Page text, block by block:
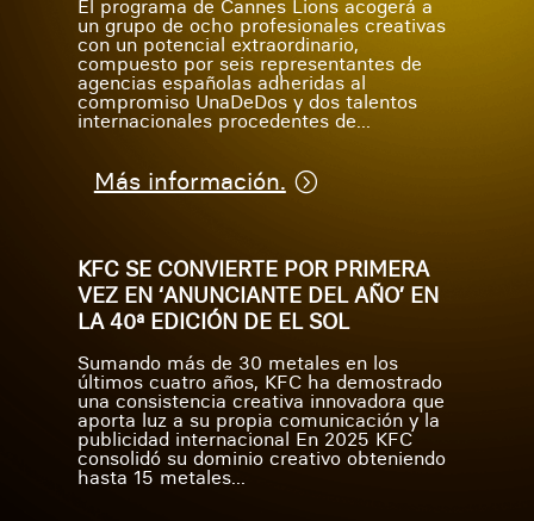
El programa de Cannes Lions acogerá a
un grupo de ocho profesionales creativas
con un potencial extraordinario,
compuesto por seis representantes de
agencias españolas adheridas al
compromiso UnaDeDos y dos talentos
internacionales procedentes de...
Más información.
KFC SE CONVIERTE POR PRIMERA
VEZ EN ‘ANUNCIANTE DEL AÑO’ EN
LA 40ª EDICIÓN DE EL SOL
Sumando más de 30 metales en los
últimos cuatro años, KFC ha demostrado
una consistencia creativa innovadora que
aporta luz a su propia comunicación y la
publicidad internacional En 2025 KFC
consolidó su dominio creativo obteniendo
hasta 15 metales...